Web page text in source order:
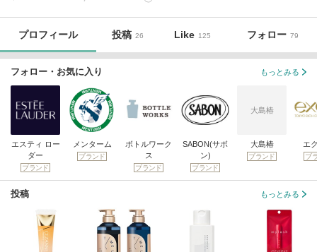
プロフィール 投稿 26 Like 125 フォロー 79
フォロー・お気に入り もっとみる
エスティ ロー
ダー
ブランド
メンターム
ブランド
ボトルワーク
ス
ブランド
SABON(サボ
ン)
ブランド
大島椿
大島椿
ブランド
エ
ブ
投稿 もっとみる